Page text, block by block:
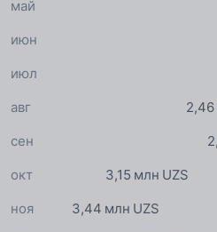
май
июн
июл
2,46
авг
сен
3,15 млн UZS
окт
3,44 млн UZS
ноя